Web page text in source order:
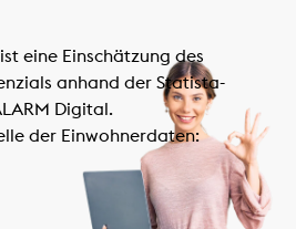
eine Einschätzung des
anhand der Statista-
Digital.
der Einwohnerdaten: